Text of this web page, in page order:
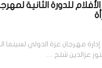
للدورة الثانية
مهرجان غزة الدولي لسينما
عزالدين شلح …